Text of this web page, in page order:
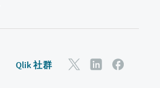
Qlik 社群